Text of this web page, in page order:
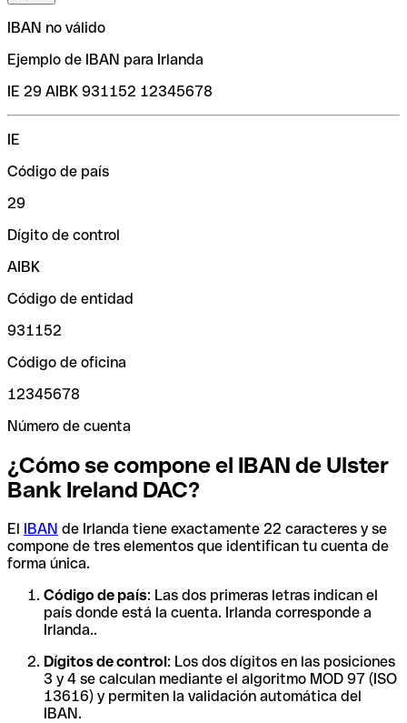
IBAN no válido
Ejemplo de IBAN para Irlanda
IE 29 AIBK 931152 12345678
IE
Código de país
29
Dígito de control
AIBK
Código de entidad
931152
Código de oficina
12345678
Número de cuenta
¿Cómo se compone el IBAN de Ulster
Bank Ireland DAC?
El IBAN de Irlanda tiene exactamente 22 caracteres y se
compone de tres elementos que identifican tu cuenta de
forma única.
Código de país: Las dos primeras letras indican el
país donde está la cuenta. Irlanda corresponde a
Irlanda..
Dígitos de control: Los dos dígitos en las posiciones
3 y 4 se calculan mediante el algoritmo MOD 97 (ISO
13616) y permiten la validación automática del
IBAN.